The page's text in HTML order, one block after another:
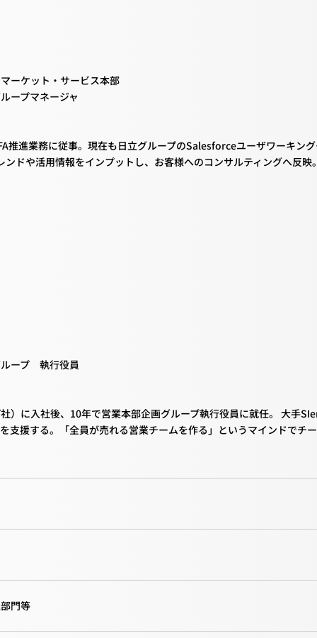
ーケット・サービス本部
ープマネージャ
推進業務に従事。現在も日立グループのSalesforceユーザワーキン
ドや活用情報をインプットし、お客様へのコンサルティングへ反映。
ープ 執行役員
）に入社後、10年で営業本部企画グループ執行役員に就任。 大手
支援する。「全員が売れる営業チームを作る」というマインドでチ
門等